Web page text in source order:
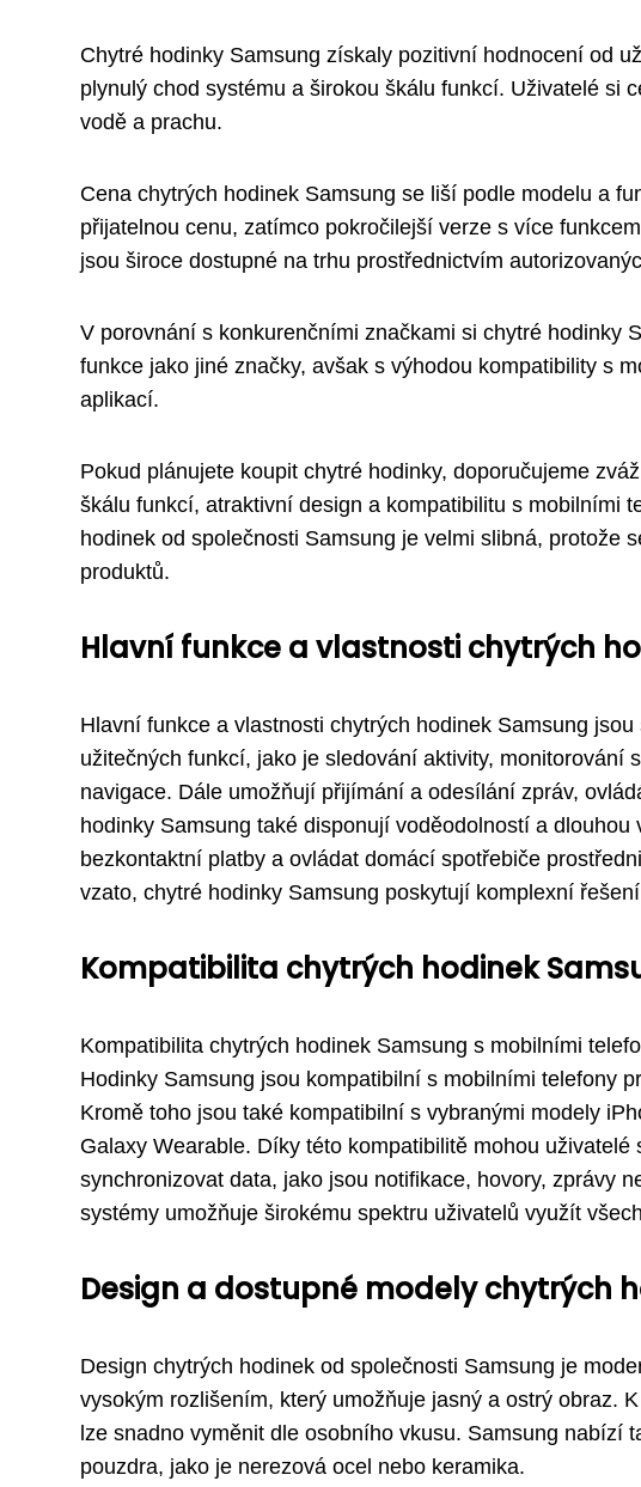
Chytré hodinky Samsung získaly pozitivní hodnocení od
plynulý chod systému a širokou škálu funkcí. Uživatelé si
vodě a prachu.
Cena chytrých hodinek Samsung se liší podle modelu a
přijatelnou cenu, zatímco pokročilejší verze s více
jsou široce dostupné na trhu prostřednictvím
V porovnání s konkurenčními značkami si chytré hodinky
funkce jako jiné značky, avšak s výhodou kompatibility s
aplikací.
Pokud plánujete koupit chytré hodinky, doporučujeme
škálu funkcí, atraktivní design a kompatibilitu s mobilními
hodinek od společnosti Samsung je velmi slibná, protože
produktů.
Hlavní funkce a vlastnosti chytrých
Hlavní funkce a vlastnosti chytrých hodinek Samsung
užitečných funkcí, jako je sledování aktivity, monitorování
navigace. Dále umožňují přijímání a odesílání zpráv,
hodinky Samsung také disponují voděodolností a
bezkontaktní platby a ovládat domácí spotřebiče
vzato, chytré hodinky Samsung poskytují komplexní
Kompatibilita chytrých hodinek
Kompatibilita chytrých hodinek Samsung s mobilními
Hodinky Samsung jsou kompatibilní s mobilními telefony
Kromě toho jsou také kompatibilní s vybranými modely
Galaxy Wearable. Díky této kompatibilitě mohou
synchronizovat data, jako jsou notifikace, hovory, zprávy
systémy umožňuje širokému spektru uživatelů využít
Design a dostupné modely chytrých
Design chytrých hodinek od společnosti Samsung je
vysokým rozlišením, který umožňuje jasný a ostrý obraz.
lze snadno vyměnit dle osobního vkusu. Samsung nabízí
pouzdra, jako je nerezová ocel nebo keramika.